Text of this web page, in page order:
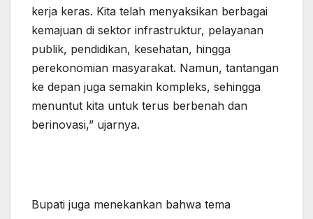
kerja keras. Kita telah menyaksikan berbagai
kemajuan di sektor infrastruktur, pelayanan
publik, pendidikan, kesehatan, hingga
perekonomian masyarakat. Namun, tantangan
ke depan juga semakin kompleks, sehingga
menuntut kita untuk terus berbenah dan
berinovasi,” ujarnya.
Bupati juga menekankan bahwa tema